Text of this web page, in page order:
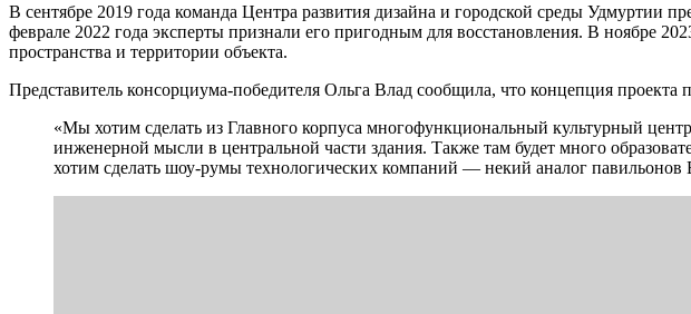
В сентябре 2019 года команда Центра развития дизайна и городской среды Удмуртии
феврале 2022 года эксперты признали его пригодным для восстановления. В ноябре
пространства и территории объекта.
Представитель консорциума-победителя Ольга Влад сообщила, что концепция проекта
«Мы хотим сделать из Главного корпуса многофункциональный культурный
инженерной мысли в центральной части здания. Также там будет много
хотим сделать шоу-румы технологических компаний — некий аналог